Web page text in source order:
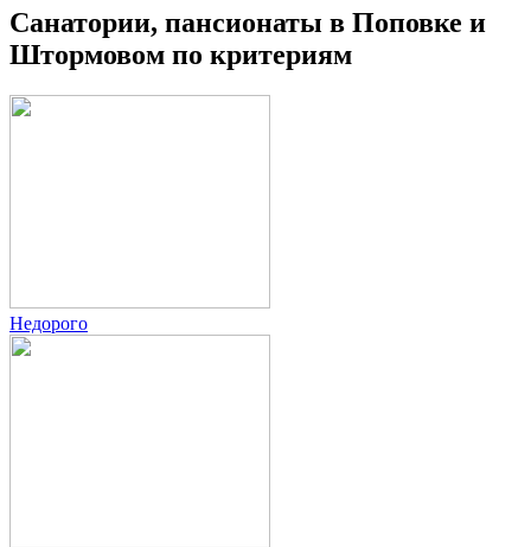
Санатории, пансионаты в Поповке и
Штормовом по критериям
Недорого